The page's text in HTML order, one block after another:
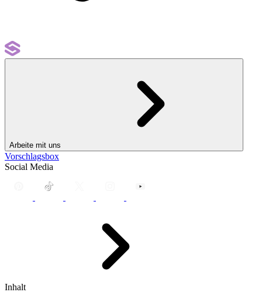
Arbeite mit uns
Vorschlagsbox
Social Media
Inhalt